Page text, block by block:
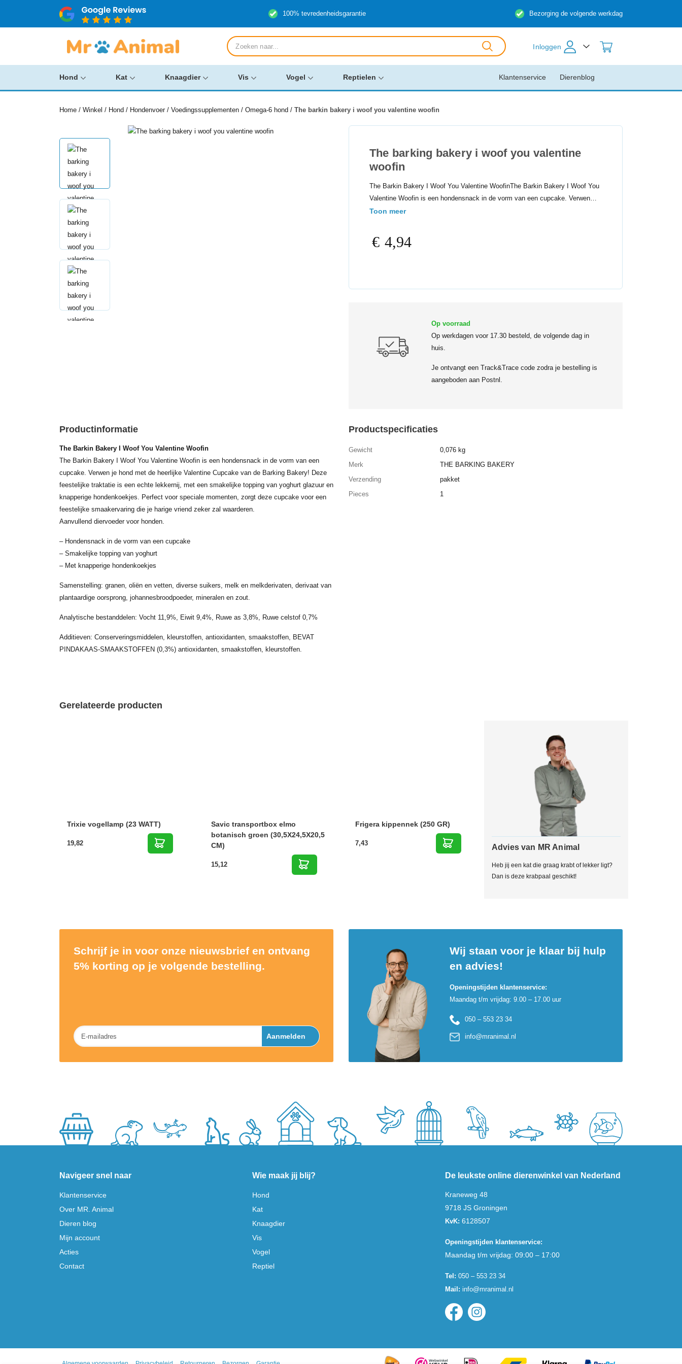
100% tevredenheidsgarantie Bezorging de volgende werkdag
Producten
zoeken
Inloggen
Hond Kat Knaagdier Vis Vogel Reptielen Dierenblog
Klantenservice
Home / Winkel / Hond / Hondenvoer/ Voedingssupplementen / Omega-6 hond / The barkin bakery i woof you valentine woofin
The barking bakery i woof you valentine
woofin
The Barkin Bakery I Woof You Valentine WoofinThe Barkin Bakery I Woof You
Valentine Woofin is een hondensnack in de vorm van een cupcake. Verwen…
Toon meer
€ 4,94
Op voorraad
Op werkdagen voor 17.30 besteld, de volgende dag in
huis.
Je ontvangt een Track&Trace code zodra je bestelling is
aangeboden aan Postnl.
Productinformatie
The Barkin Bakery I Woof You Valentine Woofin
The Barkin Bakery I Woof You Valentine Woofin is een hondensnack in de vorm van een
cupcake. Verwen je hond met de heerlijke Valentine Cupcake van de Barking Bakery! Deze
feestelijke traktatie is een echte lekkernij, met een smakelijke topping van yoghurt glazuur en
knapperige hondenkoekjes. Perfect voor speciale momenten, zorgt deze cupcake voor een
feestelijke smaakervaring die je harige vriend zeker zal waarderen.
Aanvullend diervoeder voor honden.
– Hondensnack in de vorm van een cupcake
– Smakelijke topping van yoghurt
– Met knapperige hondenkoekjes
Samenstelling: granen, oliën en vetten, diverse suikers, melk en melkderivaten, derivaat van
plantaardige oorsprong, johannesbroodpoeder, mineralen en zout.
Analytische bestanddelen: Vocht 11,9%, Eiwit 9,4%, Ruwe as 3,8%, Ruwe celstof 0,7%
Additieven: Conserveringsmiddelen, kleurstoffen, antioxidanten, smaakstoffen, BEVAT
PINDAKAAS-SMAAKSTOFFEN (0,3%) antioxidanten, smaakstoffen, kleurstoffen.
Productspecificaties
Gewicht
0,076 kg
Merk
THE BARKING BAKERY
Verzending
pakket
Pieces
1
Gerelateerde producten
Trixie vogellamp (23 WATT)
19,82
Savic transportbox elmo
botanisch groen (30,5X24,5X20,5
CM)
15,12
Frigera kippennek (250 GR)
7,43 Advies van MR Animal
Heb jij een kat die graag krabt of lekker ligt?
Dan is deze krabpaal geschikt!
Schrijf je in voor onze nieuwsbrief en ontvang
5% korting op je volgende bestelling.
Nieuwsbrief Aanmelden
Wij staan voor je klaar bij hulp
en advies!
Openingstijden klantenservice:
Maandag t/m vrijdag: 9.00 – 17.00 uur
050 – 553 23 34
info@mranimal.nl
Navigeer snel naar
Klantenservice
Over MR. Animal
Dieren blog
Mijn account
Acties
Contact
Wie maak jij blij?
Hond
Kat
Knaagdier
Vis
Vogel
Reptiel
De leukste online dierenwinkel van Nederland
Kraneweg 48
9718 JS Groningen
KvK: 6128507
Openingstijden klantenservice:
Maandag t/m vrijdag: 09:00 – 17:00
Tel: 050 – 553 23 34
Mail: info@mranimal.nl